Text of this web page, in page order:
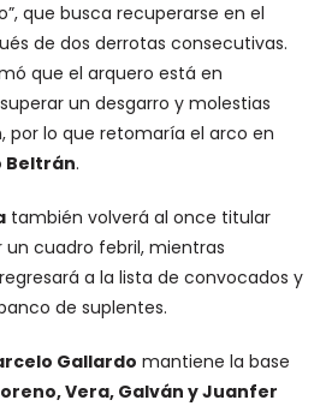
que busca recuperarse en el
de dos derrotas consecutivas.
que el arquero está en
un desgarro y molestias
por lo que retomaría el arco en
Beltrán.
también volverá al once titular
cuadro febril, mientras
regresará a la lista de convocados y
de suplentes.
Gallardo mantiene la base
Vera, Galván y Juanfer